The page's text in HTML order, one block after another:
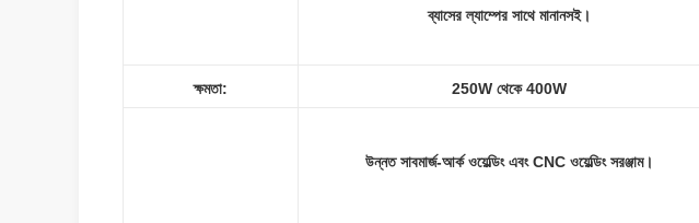
ব্যাসের ল্যাম্পের সাথে মানানসই।
ক্ষমতা: 250W থেকে 400W
উন্নত সাবমার্জ-আর্ক ওয়েল্ডিং এবং CNC ওয়েল্ডিং সরঞ্জাম।